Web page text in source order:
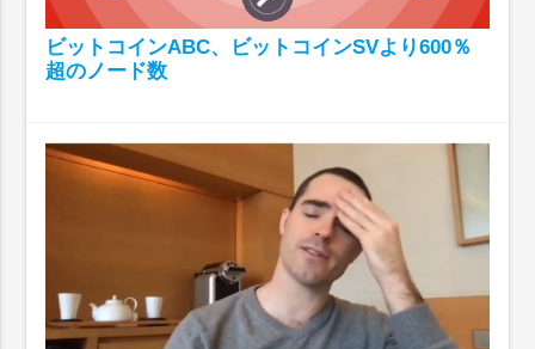
ビットコインABC、ビットコインSVより600％
超のノード数